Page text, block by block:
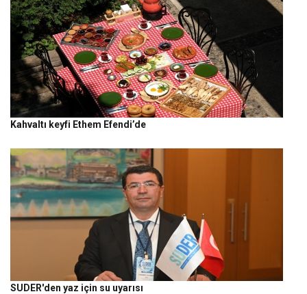
Kahvaltı keyfi Ethem Efendi’de
SUDER'den yaz için su uyarısı